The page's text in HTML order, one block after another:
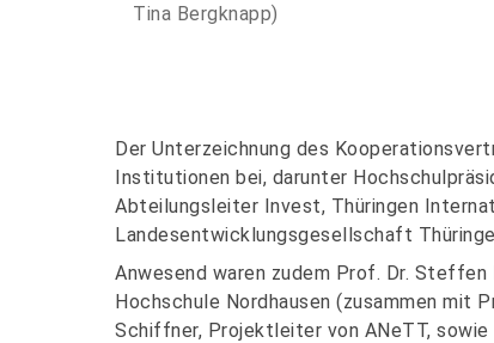
Tina Bergknapp)
Der Unterzeichnung des
Institutionen bei, darunter
Abteilungsleiter Invest, Thüringen
Landesentwicklungsgesellschaft
Anwesend waren zudem Prof. Dr.
Hochschule Nordhausen (zusammen mit
Schiffner, Projektleiter von ANeTT, sowie